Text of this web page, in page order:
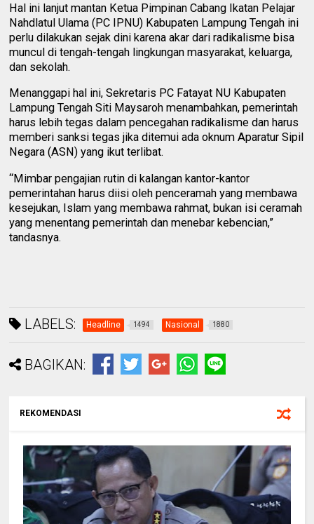
Hal ini lanjut mantan Ketua Pimpinan Cabang Ikatan Pelajar
Nahdlatul Ulama (PC IPNU) Kabupaten Lampung Tengah ini
perlu dilakukan sejak dini karena akar dari radikalisme bisa
muncul di tengah-tengah lingkungan masyarakat, keluarga,
dan sekolah.
Menanggapi hal ini, Sekretaris PC Fatayat NU Kabupaten
Lampung Tengah Siti Maysaroh menambahkan, pemerintah
harus lebih tegas dalam pencegahan radikalisme dan harus
memberi sanksi tegas jika ditemui ada oknum Aparatur Sipil
Negara (ASN) yang ikut terlibat.
“Mimbar pengajian rutin di kalangan kantor-kantor
pemerintahan harus diisi oleh penceramah yang membawa
kesejukan, Islam yang membawa rahmat, bukan isi ceramah
yang menentang pemerintah dan menebar kebencian,”
tandasnya.
LABELS: Headline 1494 Nasional 1880
BAGIKAN:
REKOMENDASI